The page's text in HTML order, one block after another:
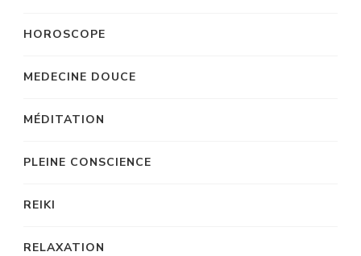
HOROSCOPE
MEDECINE DOUCE
MÉDITATION
PLEINE CONSCIENCE
REIKI
RELAXATION